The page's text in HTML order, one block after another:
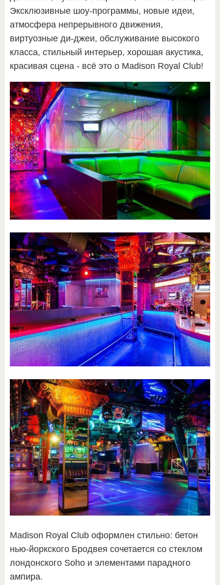
Эксклюзивные шоу-программы, новые идеи,
атмосфера непрерывного движения,
виртуозные ди-джеи, обслуживание высокого
класса, стильный интерьер, хорошая акустика,
красивая сцена - всё это о Madison Royal Club!
Madison Royal Club оформлен стильно: бетон
нью-йоркского Бродвея сочетается со стеклом
лондонского Soho и элементами парадного
ампира.